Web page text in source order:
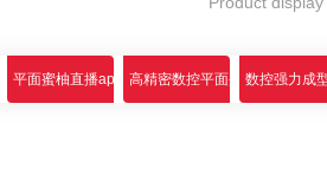
app下载
平面蜜柚直播app下载高精密数控平面蜜柚直播app
数控强力成